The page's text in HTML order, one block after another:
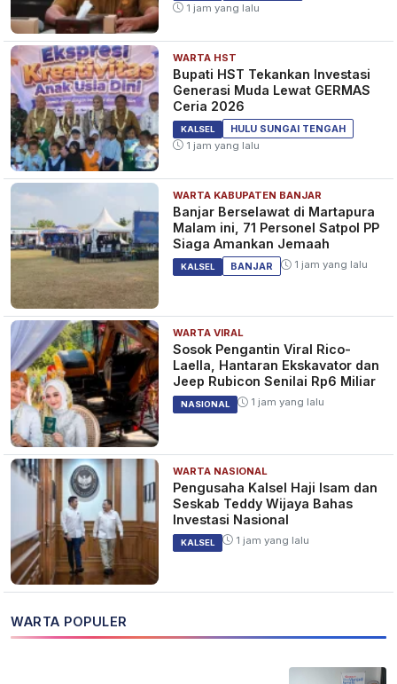
1 jam yang lalu
WARTA HST
Bupati HST Tekankan Investasi
Generasi Muda Lewat GERMAS
Ceria 2026
KALSEL
HULU SUNGAI TENGAH
1 jam yang lalu
WARTA KABUPATEN BANJAR
Banjar Berselawat di Martapura
Malam ini, 71 Personel Satpol PP
Siaga Amankan Jemaah
KALSEL BANJAR 1 jam yang lalu
WARTA VIRAL
Sosok Pengantin Viral Rico-
Laella, Hantaran Ekskavator dan
Jeep Rubicon Senilai Rp6 Miliar
NASIONAL 1 jam yang lalu
WARTA NASIONAL
Pengusaha Kalsel Haji Isam dan
Seskab Teddy Wijaya Bahas
Investasi Nasional
KALSEL 1 jam yang lalu
WARTA POPULER